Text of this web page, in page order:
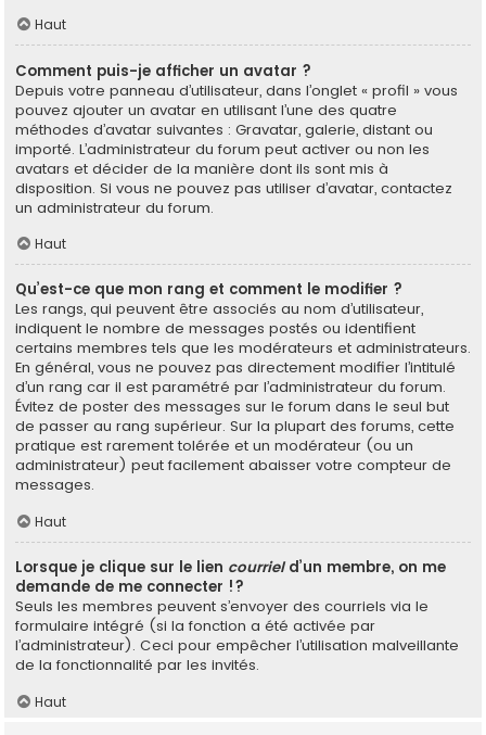
Haut
Comment puis-je afficher un avatar ?
Depuis votre panneau d’utilisateur, dans l’onglet « profil » vous
pouvez ajouter un avatar en utilisant l’une des quatre
méthodes d’avatar suivantes : Gravatar, galerie, distant ou
importé. L’administrateur du forum peut activer ou non les
avatars et décider de la manière dont ils sont mis à
disposition. Si vous ne pouvez pas utiliser d’avatar, contactez
un administrateur du forum.
Haut
Qu’est-ce que mon rang et comment le modifier ?
Les rangs, qui peuvent être associés au nom d’utilisateur,
indiquent le nombre de messages postés ou identifient
certains membres tels que les modérateurs et administrateurs.
En général, vous ne pouvez pas directement modifier l’intitulé
d’un rang car il est paramétré par l’administrateur du forum.
Évitez de poster des messages sur le forum dans le seul but
de passer au rang supérieur. Sur la plupart des forums, cette
pratique est rarement tolérée et un modérateur (ou un
administrateur) peut facilement abaisser votre compteur de
messages.
Haut
Lorsque je clique sur le lien courrield’un membre, on me
demande de me connecter !?
Seuls les membres peuvent s’envoyer des courriels via le
formulaire intégré (si la fonction a été activée par
l’administrateur). Ceci pour empêcher l’utilisation malveillante
de la fonctionnalité par les invités.
Haut